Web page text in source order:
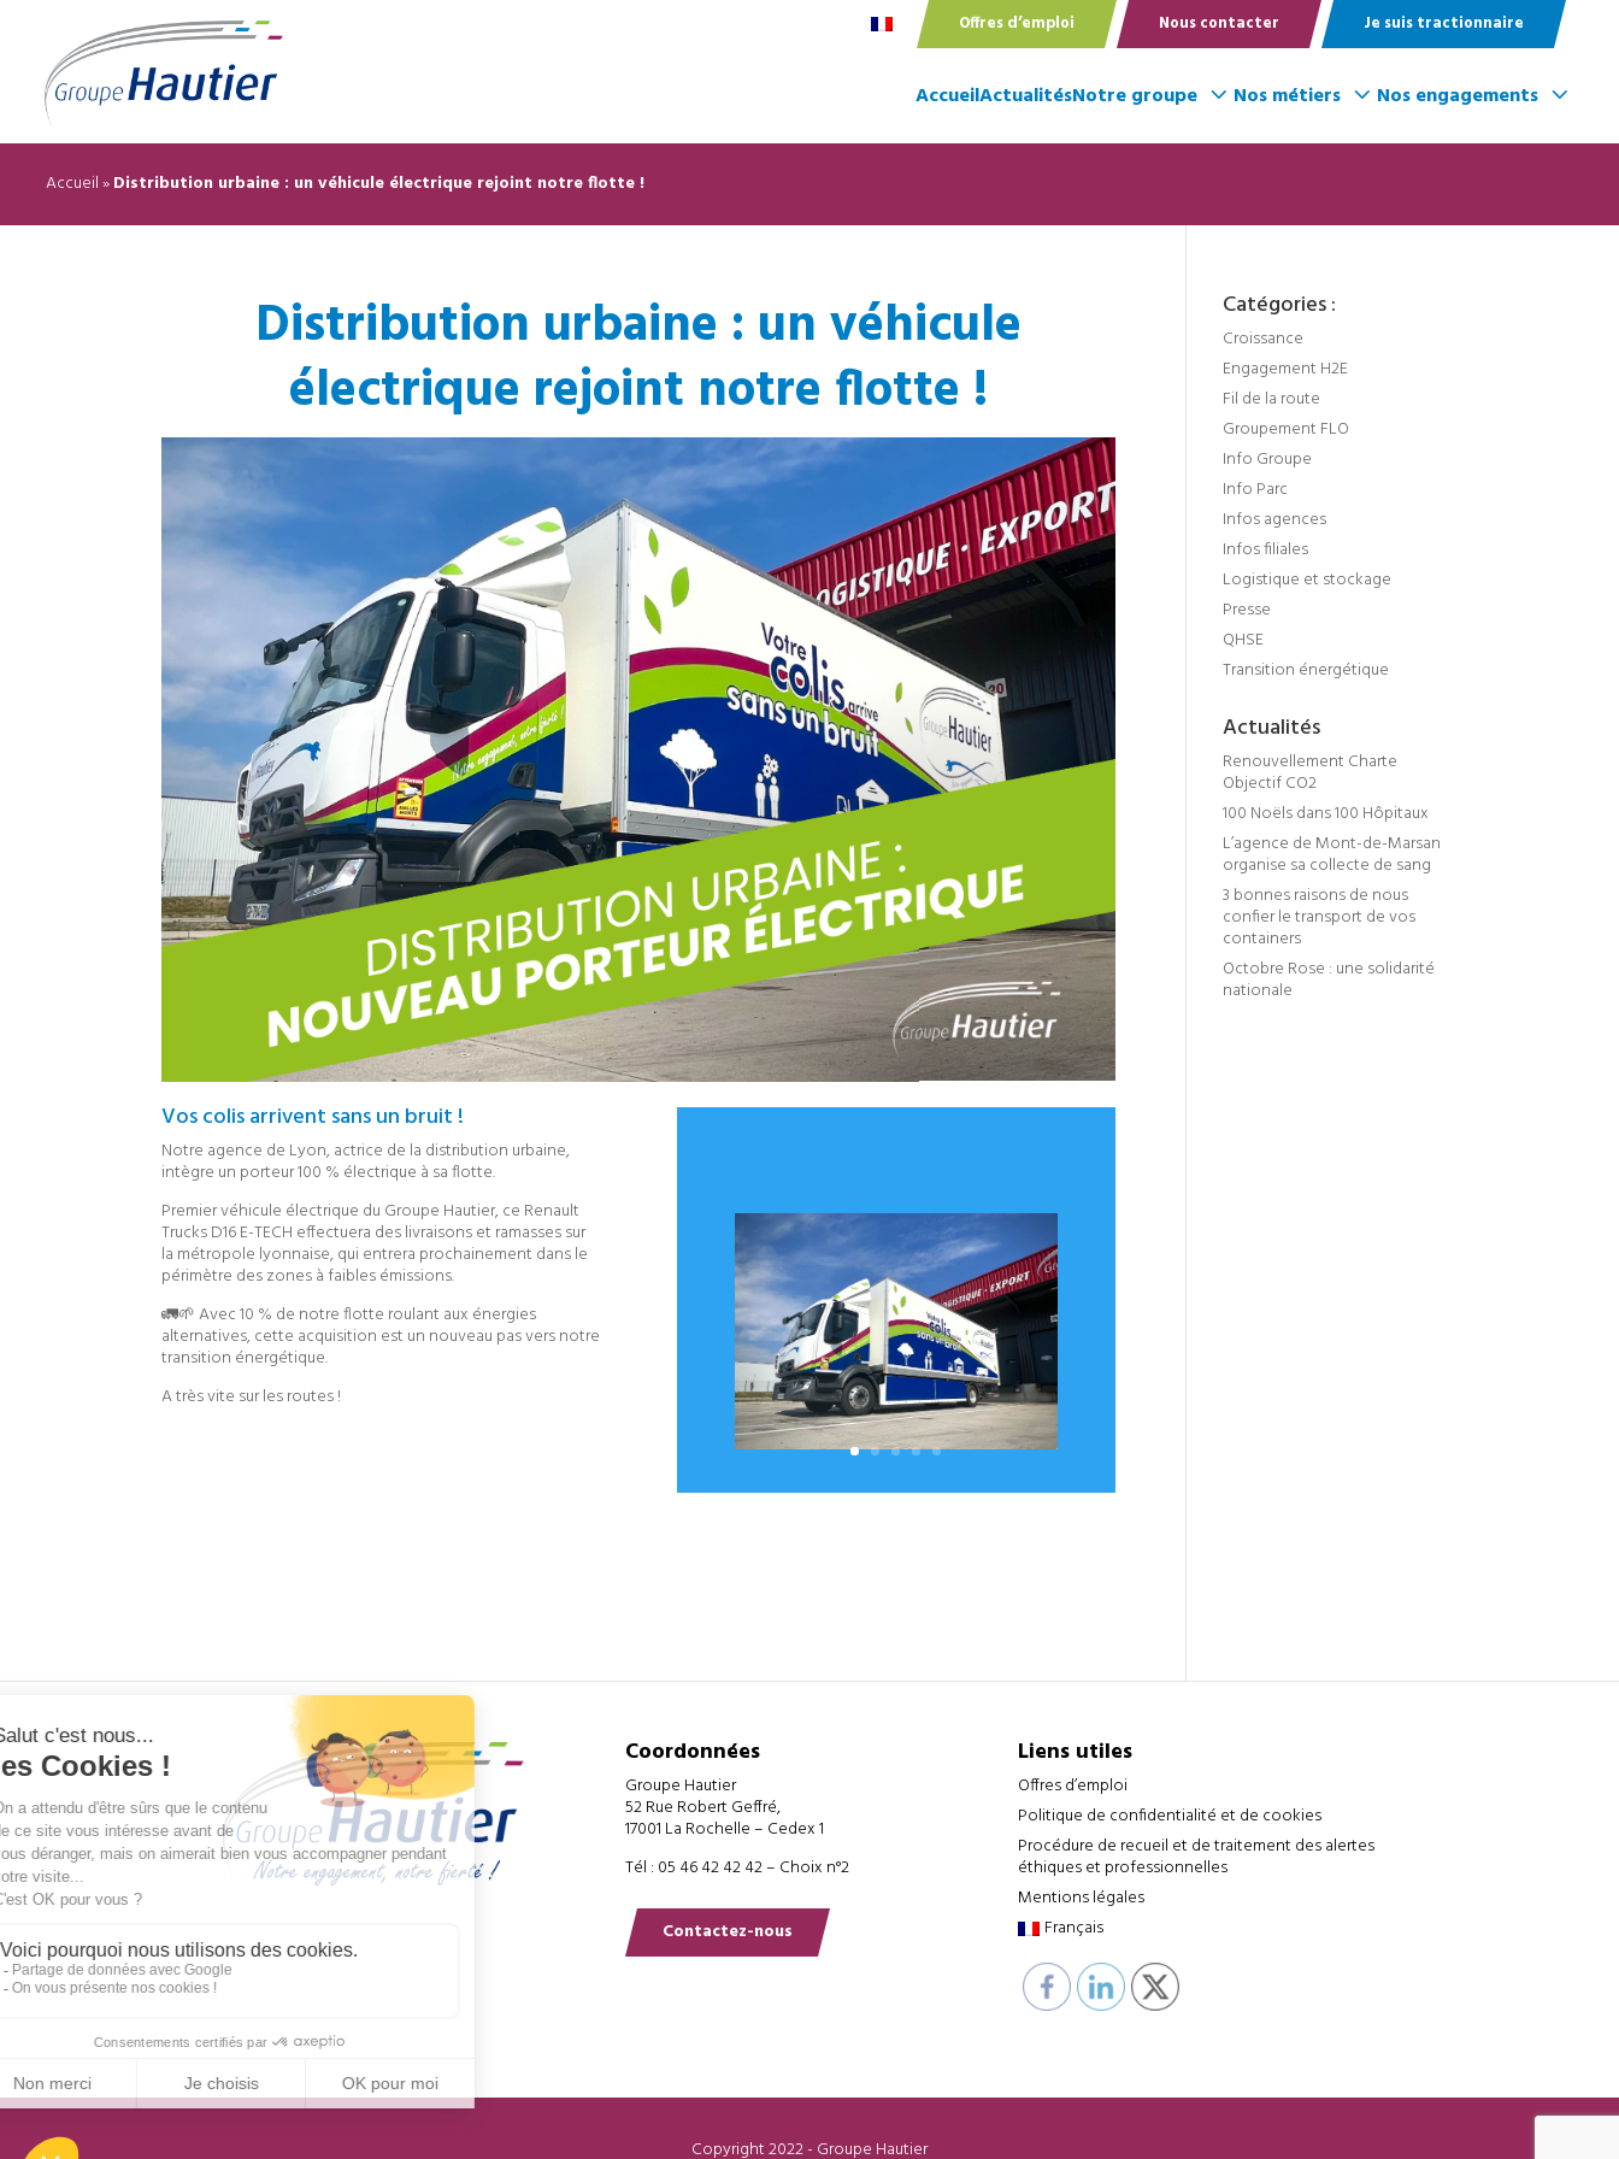
Offres d’emploi Nous contacter Je suis tractionnaire
AccueilActualitésNotre groupe Nos métiers Nos engagements
Accueil»Distribution urbaine : un véhicule électrique rejoint notre flotte !
Distribution urbaine : un véhicule
électrique rejoint notre flotte !
Vos colis arrivent sans un bruit !
Notre agence de Lyon, actrice de la distribution urbaine,
intègre un porteur 100 % électrique à sa flotte.
Premier véhicule électrique du Groupe Hautier, ce Renault
Trucks D16 E-TECH effectuera des livraisons et ramasses sur
la métropole lyonnaise, qui entrera prochainement dans le
périmètre des zones à faibles émissions.
🚛🌱 Avec 10 % de notre flotte roulant aux énergies
alternatives, cette acquisition est un nouveau pas vers notre
transition énergétique.
A très vite sur les routes !
Catégories :
Croissance
Engagement H2E
Fil de la route
Groupement FLO
Info Groupe
Info Parc
Infos agences
Infos filiales
Logistique et stockage
Presse
QHSE
Transition énergétique
Actualités
Renouvellement Charte
Objectif CO2
100 Noëls dans 100 Hôpitaux
L’agence de Mont-de-Marsan
organise sa collecte de sang
3 bonnes raisons de nous
confier le transport de vos
containers
Octobre Rose : une solidarité
nationale
Coordonnées
Groupe Hautier
52 Rue Robert Geffré,
17001 La Rochelle – Cedex 1
Tél : 05 46 42 42 42 – Choix n°2
Contactez-nous
Liens utiles
Offres d’emploi
Politique de confidentialité et de cookies
Procédure de recueil et de traitement des alertes
éthiques et professionnelles
Mentions légales
Français
Copyright 2022 - Groupe Hautier